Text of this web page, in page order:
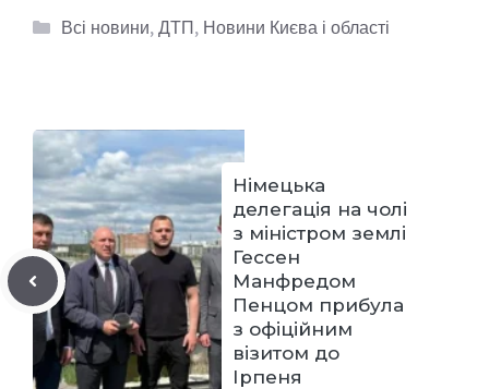
Категорії
Всі новини, ДТП, Новини Києва і області
Німецька
делегація на чолі
з міністром землі
Гессен
Манфредом
Пенцом прибула
з офіційним
візитом до
Ірпеня